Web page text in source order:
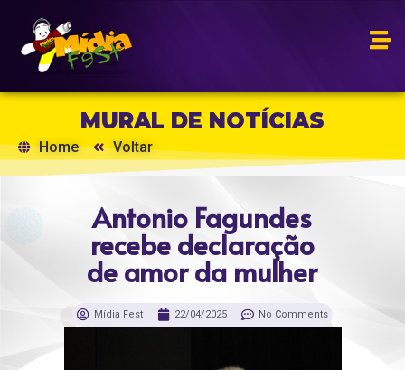
MURAL DE NOTÍCIAS
Home Voltar
Antonio Fagundes
recebe declaração
de amor da mulher
Mídia Fest 22/04/2025 No Comments